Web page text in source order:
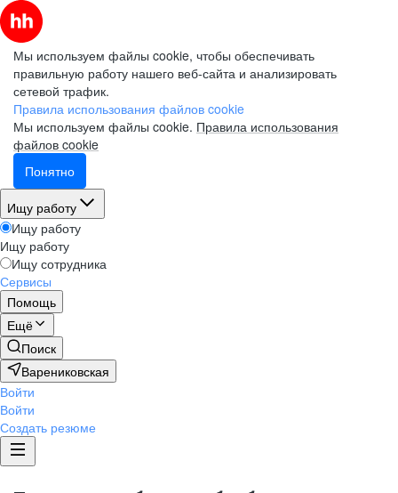
Мы используем файлы cookie, чтобы обеспечивать
правильную работу нашего веб-сайта и анализировать
сетевой трафик.
Правила использования файлов cookie
Мы используем файлы cookie. Правила использования
файлов cookie
Понятно
Ищу работу
Ищу работу
Ищу работу
Ищу сотрудника
Сервисы
Помощь
Ещё
Поиск
Варениковская
Войти
Войти
Создать резюме